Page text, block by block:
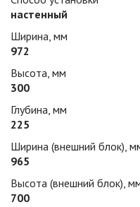
настенный
Ширина, мм
972
Высота, мм
300
Глубина, мм
225
Ширина (внешний блок),
965
Высота (внешний блок),
700